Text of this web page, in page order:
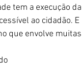
tem a execução
ao cidadão.
que envolve